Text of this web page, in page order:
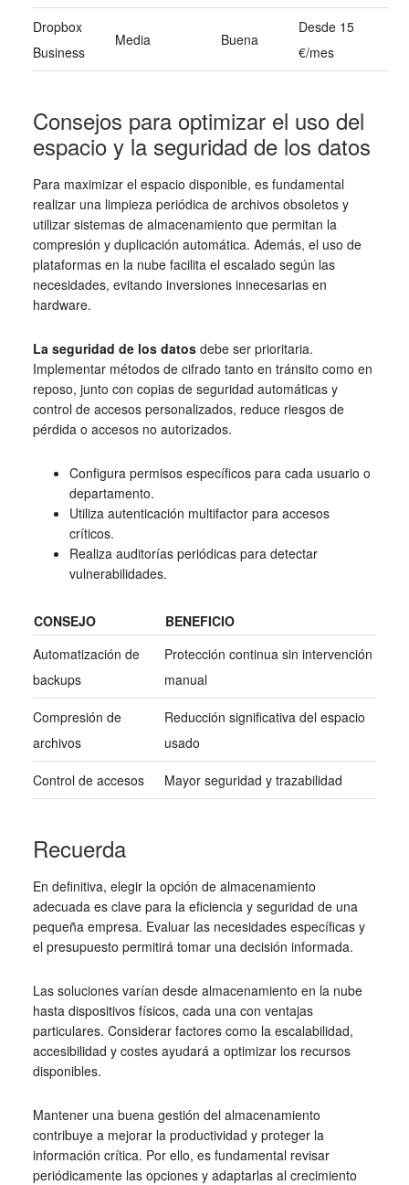
Dropbox
Business
Media Buena
Desde 15
€/mes
Consejos para optimizar el uso del
espacio y la seguridad de los datos
Para maximizar el espacio disponible, es fundamental
realizar una limpieza periódica de archivos obsoletos y
utilizar sistemas de almacenamiento que permitan la
compresión y duplicación automática. Además, el uso de
plataformas en la nube facilita el escalado según las
necesidades, evitando inversiones innecesarias en
hardware.
La seguridad de los datosdebe ser prioritaria.
Implementar métodos de cifrado tanto en tránsito como en
reposo, junto con copias de seguridad automáticas y
control de accesos personalizados, reduce riesgos de
pérdida o accesos no autorizados.
Configura permisos específicos para cada usuario o
departamento.
Utiliza autenticación multifactor para accesos
críticos.
Realiza auditorías periódicas para detectar
vulnerabilidades.
CONSEJO
BENEFICIO
Automatización de
backups
Protección continua sin intervención
manual
Compresión de
archivos
Reducción significativa del espacio
usado
Control de accesos Mayor seguridad y trazabilidad
Recuerda
En definitiva, elegir la opción de almacenamiento
adecuada es clave para la eficiencia y seguridad de una
pequeña empresa. Evaluar las necesidades específicas y
el presupuesto permitirá tomar una decisión informada.
Las soluciones varían desde almacenamiento en la nube
hasta dispositivos físicos, cada una con ventajas
particulares. Considerar factores como la escalabilidad,
accesibilidad y costes ayudará a optimizar los recursos
disponibles.
Mantener una buena gestión del almacenamiento
contribuye a mejorar la productividad y proteger la
información crítica. Por ello, es fundamental revisar
periódicamente las opciones y adaptarlas al crecimiento